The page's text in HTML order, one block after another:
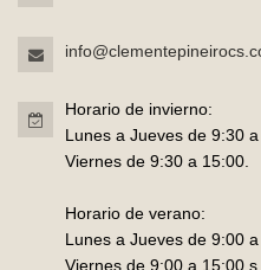
Horario de invierno:
Lunes a Jueves de 9:30
Viernes de 9:30 a 15:00.
Horario de verano:
Lunes a Jueves de 9:00
Viernes de 9:00 a 15:00.s